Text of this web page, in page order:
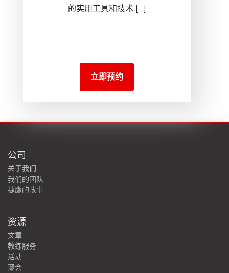
的实用工具和技术 […]
立即预约
公司
关于我们
我们的团队
捷鹰的故事
资源
文章
教练服务
活动
聚会